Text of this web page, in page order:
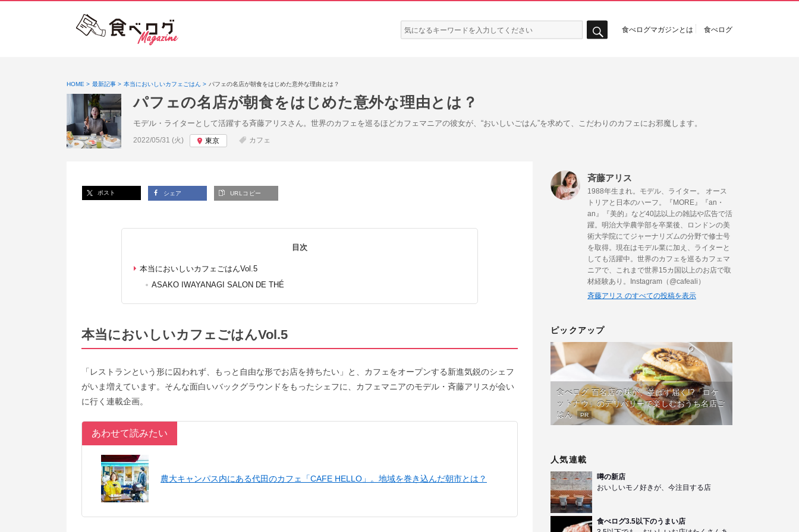
検
索:
食べログマガジンとは 食べログ
HOME 最新記事 本当においしいカフェごはん パフェの名店が朝食をはじめた意外な理由とは？
パフェの名店が朝食をはじめた意外な理由とは？
モデル・ライターとして活躍する斉藤アリスさん。世界のカフェを巡るほどカフェマニアの彼女が、“おいしいごはん”を求めて、こだわりのカフェにお邪魔します。
投稿日:
2022/05/31 (火) 東京 カフェ
ポスト シェア URLコピー
目次
本当においしいカフェごはんVol.5
ASAKO IWAYANAGI SALON DE THÉ
本当においしいカフェごはんVol.5
「レストランという形に囚われず、もっと自由な形でお店を持ちたい」と、カフェをオープンする新進気鋭のシェフ
がいま増えています。そんな面白いバックグラウンドをもったシェフに、カフェマニアのモデル・斉藤アリスが会い
に行く連載企画。
あわせて読みたい
農大キャンパス内にある代田のカフェ「CAFE HELLO」。地域を巻き込んだ朝市とは？
斉藤アリス
1988年⽣まれ。モデル、ライター。 オース
トリアと⽇本のハーフ。『MORE』『an・
an』『美的』など40誌以上の雑誌や広告で活
躍。明治⼤学農学部を卒業後、ロンドンの美
術⼤学院にてジャーナリズムの分野で修⼠号
を取得。現在はモデル業に加え、ライターと
しても活躍中。世界のカフェを巡るカフェマ
ニアで、これまで世界15カ国以上のお店で取
材経験あり。Instagram（@cafeali）
斉藤アリス のすべての投稿を表示
ピックアップ
食べログ 百名店の味が、並ばず届く!?「ロケ
ットナウ」のデリバリーで楽しむおうち名店ご
はん
PR
人気連載
噂の新店
おいしいモノ好きが、今注目する店
食べログ3.5以下のうまい店